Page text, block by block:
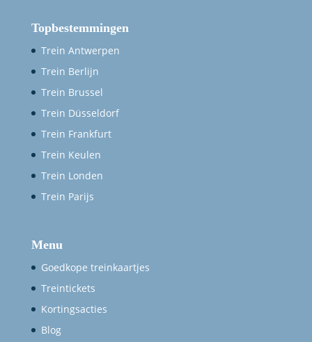
Topbestemmingen
Trein Antwerpen
Trein Berlijn
Trein Brussel
Trein Düsseldorf
Trein Frankfurt
Trein Keulen
Trein Londen
Trein Parijs
Menu
Goedkope treinkaartjes
Treintickets
Kortingsacties
Blog